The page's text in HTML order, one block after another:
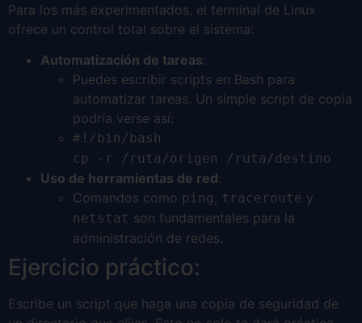
Para los más experimentados, el terminal de Linux
ofrece un control total sobre el sistema:
Automatización de tareas:
Puedes escribir scripts en Bash para
automatizar tareas. Un simple script de copia
podría verse así:
#!/bin/bash
cp -r /ruta/origen /ruta/destino
Uso de herramientas de red:
Comandos como ping , traceroute y
netstat son fundamentales para la
administración de redes.
Ejercicio práctico:
Escribe un script que haga una copia de seguridad de